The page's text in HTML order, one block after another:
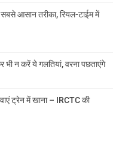
आसान तरीका, रियल-टाईम में
न करें ये गलतियां, वरना पछताएंगे
ट्रेन में खाना – IRCTC की